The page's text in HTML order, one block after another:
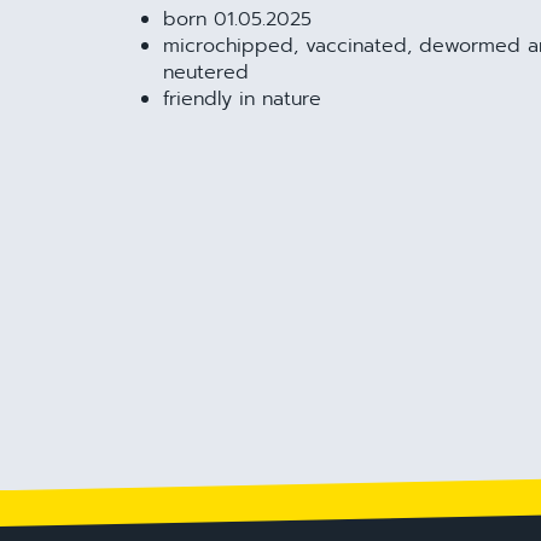
born 01.05.2025
microchipped, vaccinated, dewormed
neutered
friendly in nature